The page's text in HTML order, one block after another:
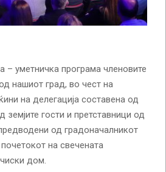
– уметничка програма членовите
нашиот град, во чест на
на делегација составена од
гости и претставници од
од градоначалникот
на свечената
дом.